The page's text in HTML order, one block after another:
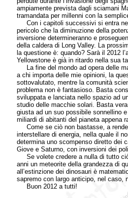
ampiamente prevista dagli sciamani
tramandata per millenni con la
Con i capitoli successivi si entra
pericolo che la diminuzione della
inversione determineranno e
della caldera di Long Valley. La
la questione è: quando? Sarà il 2012
Yellowstone è già in ritardo nella sua
La fine del mondo ad opera delle
a chi importa delle mie opinioni, la
sottovalutato, mentre la comunità
problema non è fantasioso. Basta
sviluppata e lanciata nello spazio ad
studio delle macchie solari. Basta
giusta ad un suo possibile sonnellino
miliardi di abitanti del pianeta appena
Come se ciò non bastasse, a
interstellare di energia, nella quale il
determina uno scompenso diretto dei
Giove e Saturno, con inversioni dei
Se volete credere a nulla di tutto
anni un meteorite della grandezza di
all’estinzione dei dinosauri è
sapremo con largo anticipo, nel caso,
Buon 2012 a tutti!
Graziano